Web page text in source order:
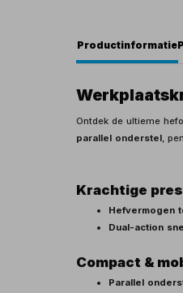
Productinformatie
Ontdek de ultieme
parallel onderstel,
Krachtige
Hefvermogen
Dual-action
Compact &
Parallel